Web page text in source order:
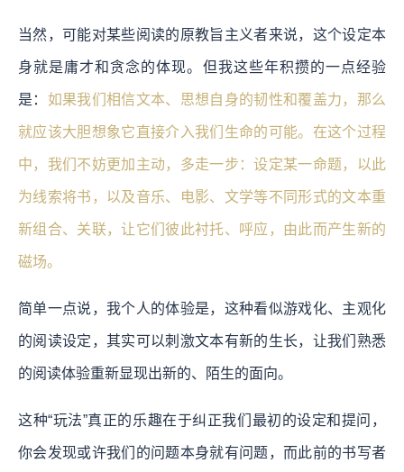
当然，可能对某些阅读的原教旨主义者来说，这个设定本
身就是庸才和贪念的体现。但我这些年积攒的一点经验
是： 如果我们相信文本、思想自身的韧性和覆盖力，那么
就应该大胆想象它直接介入我们生命的可能。在这个过程
中，我们不妨更加主动，多走一步：设定某一命题，以此
为线索将书，以及音乐、电影、文学等不同形式的文本重
新组合、关联，让它们彼此衬托、呼应，由此而产生新的
磁场。
简单一点说，我个人的体验是，这种看似游戏化、主观化
的阅读设定，其实可以刺激文本有新的生长，让我们熟悉
的阅读体验重新显现出新的、陌生的面向。
这种“玩法”真正的乐趣在于纠正我们最初的设定和提问，
你会发现或许我们的问题本身就有问题，而此前的书写者